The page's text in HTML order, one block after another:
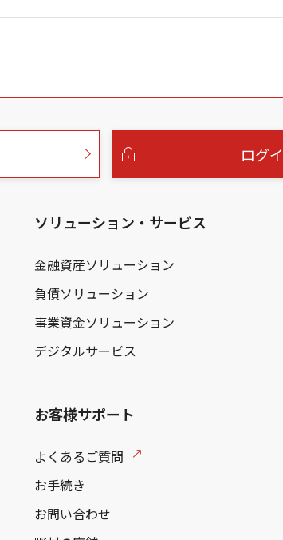
ログ
ソリューション・サービス
金融資産ソリューション
負債ソリューション
事業資金ソリューション
デジタルサービス
お客様サポート
よくあるご質問
お手続き
お問い合わせ